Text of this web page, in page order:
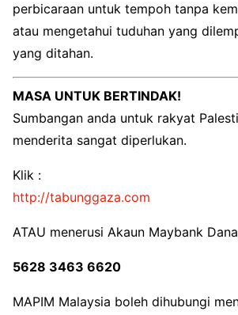
perbicaraan untuk tempoh tanpa
atau mengetahui tuduhan yang
yang ditahan.
MASA UNTUK BERTINDAK!
Sumbangan anda untuk rakyat
menderita sangat diperlukan.
Klik :
http://tabunggaza.com
ATAU menerusi Akaun Maybank
5628 3463 6620
MAPIM Malaysia boleh dihubungi